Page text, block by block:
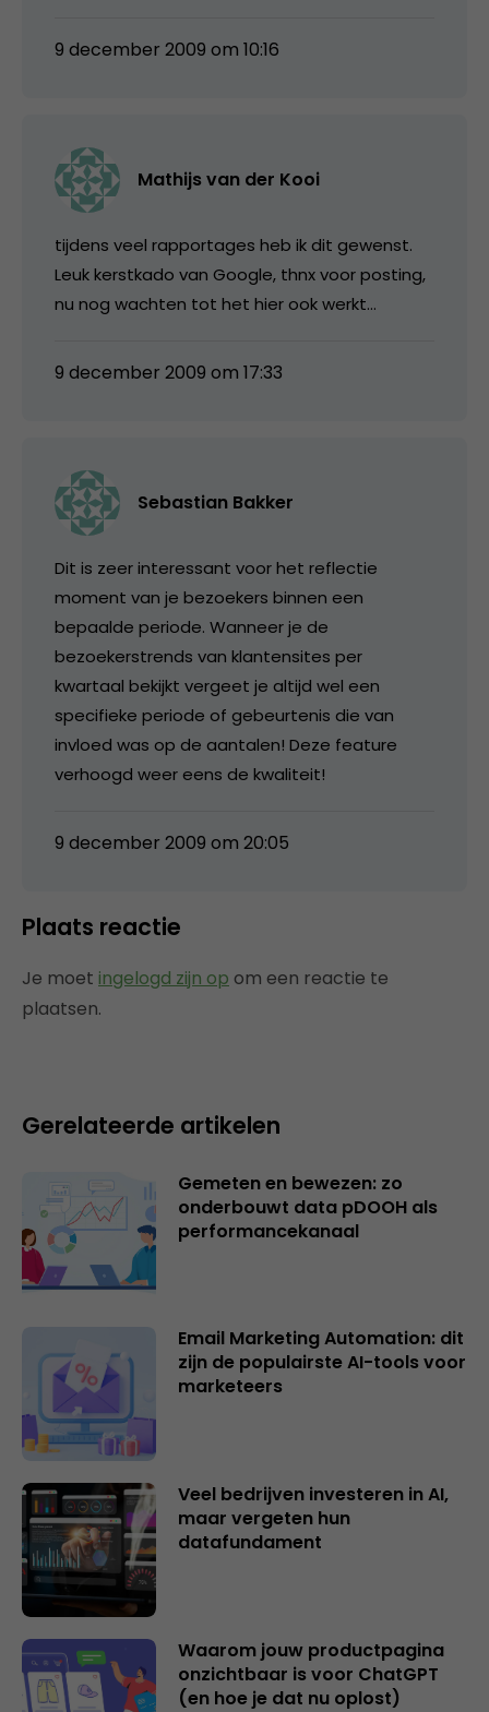
9 december 2009 om 10:16
Mathijs van der Kooi
tijdens veel rapportages heb ik dit gewenst.
Leuk kerstkado van Google, thnx voor posting,
nu nog wachten tot het hier ook werkt…
9 december 2009 om 17:33
Sebastian Bakker
Dit is zeer interessant voor het reflectie
moment van je bezoekers binnen een
bepaalde periode. Wanneer je de
bezoekerstrends van klantensites per
kwartaal bekijkt vergeet je altijd wel een
specifieke periode of gebeurtenis die van
invloed was op de aantalen! Deze feature
verhoogd weer eens de kwaliteit!
9 december 2009 om 20:05
Plaats reactie
Je moet ingelogd zijn op om een reactie te
plaatsen.
Gerelateerde artikelen
Gemeten en bewezen: zo
onderbouwt data pDOOH als
performancekanaal
Email Marketing Automation: dit
zijn de populairste AI-tools voor
marketeers
Veel bedrijven investeren in AI,
maar vergeten hun
datafundament
Waarom jouw productpagina
onzichtbaar is voor ChatGPT
(en hoe je dat nu oplost)